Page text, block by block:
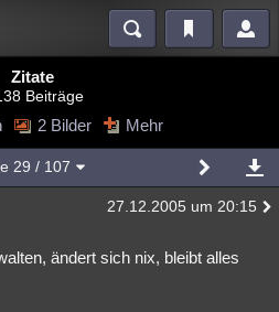
Blogs Videos
Mystery Kriminalfälle
Technologie Ufologie
Zitate
Beiträge
2 Bilder Mehr
29 / 107
27.12.2005 um 20:15
ändert sich nix, bleibt alles